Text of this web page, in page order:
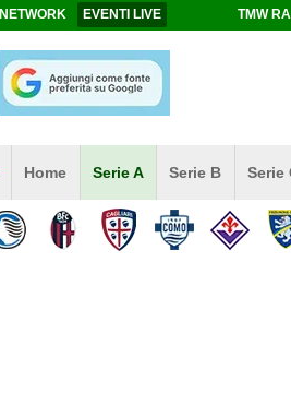
NETWORK EVENTI LIVE TMW
Home Serie A Serie B Serie